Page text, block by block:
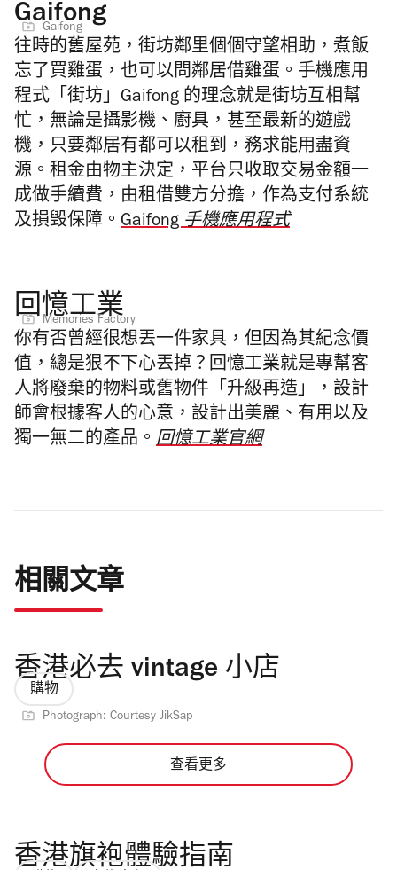
Gaifong
Gaifong
往時的舊屋苑，街坊鄰里個個守望相助，煮飯
忘了買雞蛋，也可以問鄰居借雞蛋。手機應用
程式「街坊」Gaifong 的理念就是街坊互相幫
忙，無論是攝影機、廚具，甚至最新的遊戲
機，只要鄰居有都可以租到，務求能用盡資
源。租金由物主決定，平台只收取交易金額一
成做手續費，由租借雙方分擔，作為支付系統
及損毁保障。 Gaifong 手機應用程式
回憶工業
Memories Factory
你有否曾經很想丟一件家具，但因為其紀念價
值 ，總是狠不下心丟掉？回憶工業就是專幫客
人將廢棄的物料或舊物件「升級再造」， 設計
師會根據客人的心意， 設計出美麗、有用以及
獨一無二的產品 。 回憶工業官網
相關文章
香港必去 vintage 小店
購物
Photograph: Courtesy JikSap
查看更多
香港旗袍體驗指南